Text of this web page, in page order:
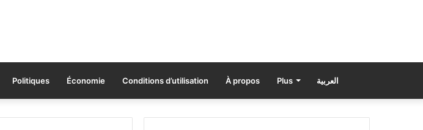
Politiques Économie Conditions d’utilisation À propos Plus العربية